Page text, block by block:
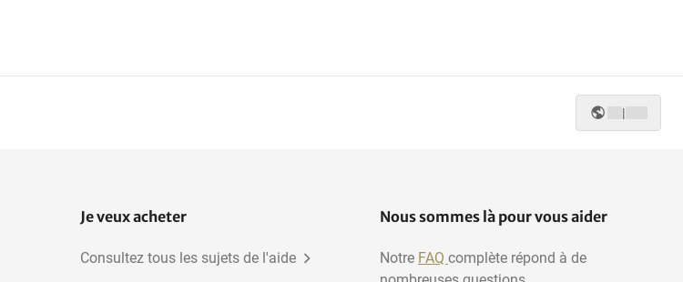
|
Je veux acheter
Consultez tous les sujets de l'aide
Nous sommes là pour vous aider
Notre FAQ complète répond à de